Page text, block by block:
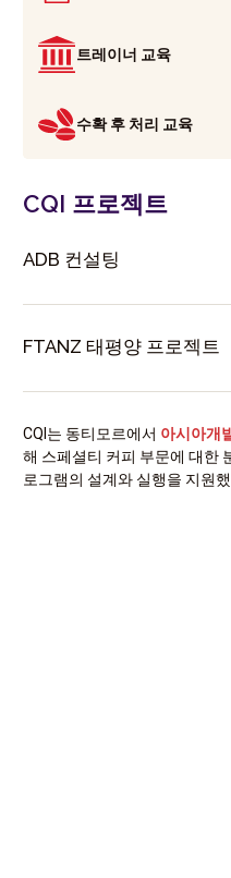
트레이너 교육
수확 후 처리 교육
CQI 프로젝트
ADB 컨설팅
FTANZ 태평양 프로젝트
CQI는 동티모르에서 아시아개
해 스페셜티 커피 부문에 대한
로그램의 설계와 실행을 지원